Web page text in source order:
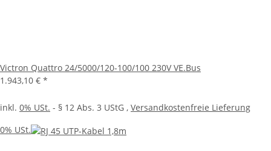
Victron Quattro 24/5000/120-100/100 230V VE.Bus
1.943,10 € *
inkl. 0% USt. - § 12 Abs. 3 UStG , Versandkostenfreie Lieferung
0% USt.